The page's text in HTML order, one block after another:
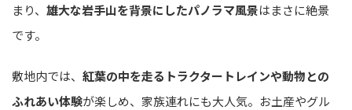
まり、 雄大な岩手山を背景にしたパノラマ風景はまさに絶景
です。
敷地内では、 紅葉の中を走るトラクタートレインや動物との
ふれあい体験が楽しめ、家族連れにも大人気。お土産やグル